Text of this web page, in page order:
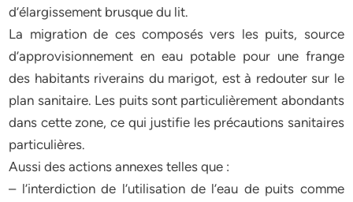
d’élargissement brusque du lit.
La migration de ces composés vers les puits, source
d’approvisionnement en eau potable pour une frange
des habitants riverains du marigot, est à redouter sur le
plan sanitaire. Les puits sont particulièrement abondants
dans cette zone, ce qui justifie les précautions sanitaires
particulières.
Aussi des actions annexes telles que :
– l’interdiction de l’utilisation de l’eau de puits comme